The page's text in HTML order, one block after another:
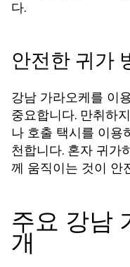
다.
안전한 귀가
강남 가라오케를 이
중요합니다. 만취하
나 호출 택시를 이용
천합니다. 혼자 귀가
께 움직이는 것이 안
주요 강남
개